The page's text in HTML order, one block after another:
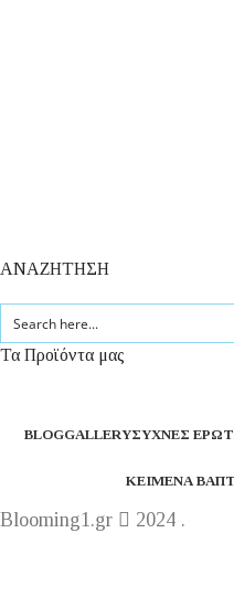
ΑΝΑΖΗΤΗΣΗ
Τα Προϊόντα μας
BLOGGALLERYΣΥΧΝΈΣ
ΚΕΊΜΕΝΑ
Blooming1.gr
2024 .